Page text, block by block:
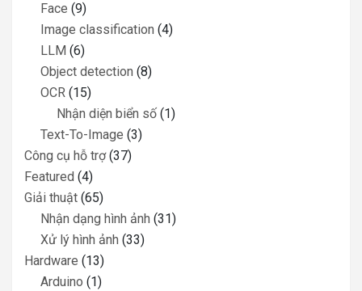
Face (9)
Image classification (4)
LLM (6)
Object detection (8)
OCR (15)
Nhận diện biển số (1)
Text-To-Image (3)
Công cụ hỗ trợ(37)
Featured (4)
Giải thuật (65)
Nhận dạng hình ảnh (31)
Xử lý hình ảnh (33)
Hardware (13)
Arduino (1)